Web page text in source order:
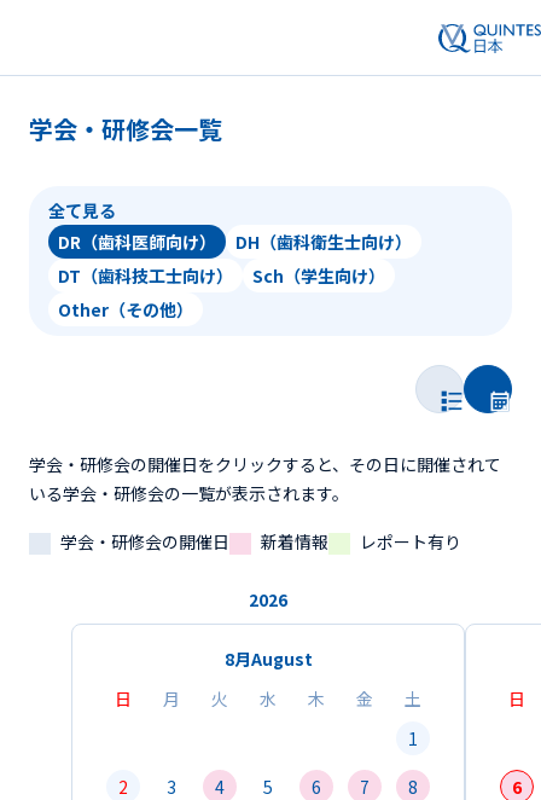
学会・研修会一覧
全て見る
DR（歯科医師向け）
DH（歯科衛生士向け）
DT（歯科技工士向け）
Sch（学生向け）
Other（その他）
学会・研修会の開催日をクリックすると、その日に開催されて
いる学会・研修会の一覧が表示されます。
学会・研修会の開催日
新着情報 レポート有り
2026
8月August
日
月 火 水 木 金
土
1
2
3 4 5 6 7
8
日
6